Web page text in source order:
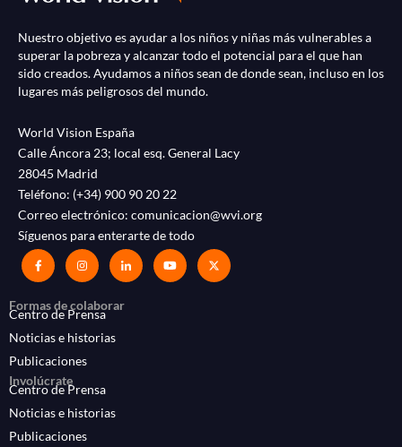
Nuestro objetivo es ayudar a los niños y niñas más vulnerables a
superar la pobreza y alcanzar todo el potencial para el que han
sido creados. Ayudamos a niños sean de donde sean, incluso en los
lugares más peligrosos del mundo.
World Vision España
Calle Áncora 23; local esq. General Lacy
28045 Madrid
Teléfono: (+34) 900 90 20 22
Correo electrónico: comunicacion@wvi.org
Síguenos para enterarte de todo
Formas de colaborar
Centro de Prensa
Noticias e historias
Publicaciones
Involúcrate
Centro de Prensa
Noticias e historias
Publicaciones